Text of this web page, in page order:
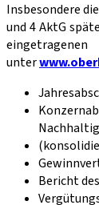
Insbesondere
und 4 AktG
unter
Bericht